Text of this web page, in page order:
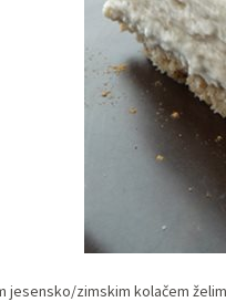
jesensko/zimskim kolačem